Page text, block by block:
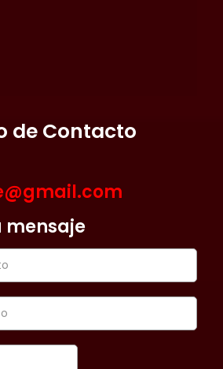
de Contacto
mensaje